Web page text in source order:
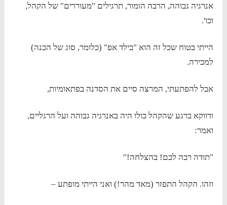
אנרגיה גבוהה, הרבה הומור, תרגילים "מעוררים" של הקהל,
וכו'.
הייתי בטוח שכל זה הוא "בילד אפ" (כלומר, סוג של הכנה)
למכירה.
אבל להפתעתי, המרצה סיים את הסדנה בפתאומיות,
ודווקא ברגע שהקהל כולו היה באנרגיה גבוהה ועל הרגליים,
ואמר:
"תודה רבה לכם! בהצלחה!"
וזהו. הקהל התפזר (מאד מהר!) ואני הייתי מופתע –